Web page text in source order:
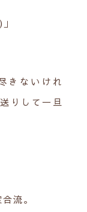
きないけれ
りして一旦
流。